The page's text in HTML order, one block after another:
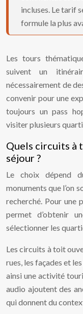
incluses. Le tarif
formule la plus
Les tours
suivent un
nécessairement de
convenir pour une
toujours un pass
visiter plusieurs
Quels circuits à
séjour ?
Le choix dépend
monuments que l’on
recherché. Pour une
permet d’obtenir
sélectionner les
Les circuits à toit
rues, les façades et
ainsi une activité
audio ajoutent des
qui donnent du